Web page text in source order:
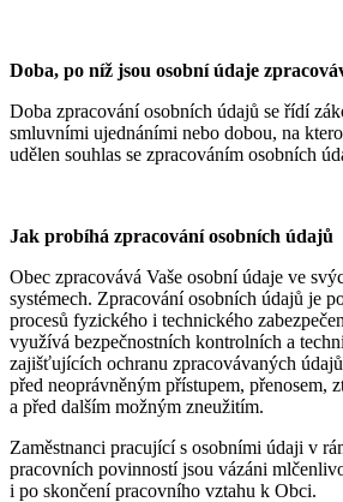
Doba, po níž jsou osobní údaje
Doba zpracování osobních údajů se řídí
smluvními ujednáními nebo dobou, na
udělen souhlas se zpracováním osobních
Jak probíhá zpracování osobních údajů
Obec zpracovává Vaše osobní údaje ve
systémech. Zpracování osobních údajů je
procesů fyzického i technického
využívá bezpečnostních kontrolních a
zajišťujících ochranu zpracovávaných
před neoprávněným přístupem, přenosem,
a před dalším možným zneužitím.
Zaměstnanci pracující s osobními údaji v
pracovních povinností jsou vázáni
i po skončení pracovního vztahu k Obci.